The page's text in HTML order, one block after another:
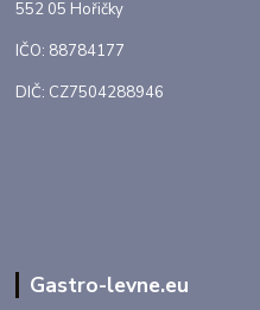
552 05 Hořičky
IČO: 88784177
DIČ: CZ7504288946
Gastro-levne.eu